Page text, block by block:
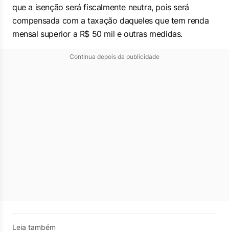
que a isenção será fiscalmente neutra, pois será
compensada com a taxação daqueles que tem renda
mensal superior a R$ 50 mil e outras medidas.
Continua depois da publicidade
Leia também